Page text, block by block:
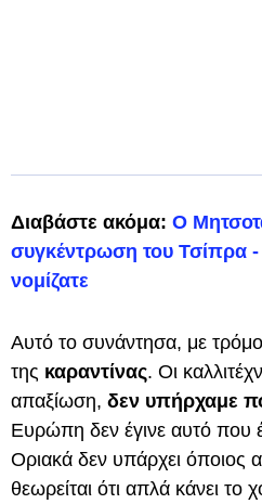
Διαβάστε ακόμα: Ο
συγκέντρωση του Τσίπρα
νομίζατε
Αυτό το συνάντησα, με
της καραντίνας. Οι
απαξίωση, δεν υπήρχαμε
Ευρώπη δεν έγινε αυτό που
Οριακά δεν υπάρχει όποιος
θεωρείται ότι απλά κάνει το